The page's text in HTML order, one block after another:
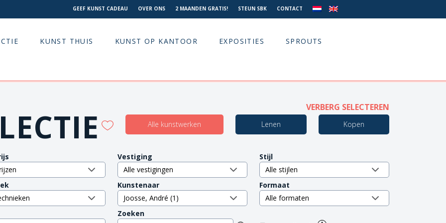
GEEF KUNST CADEAU OVER ONS 2 MAANDEN GRATIS! STEUN SBK CONTACT
KUNST THUIS KUNST OP KANTOOR EXPOSITIES SPROUTS
VERBERG SELECTEREN
Alle kunstwerken Lenen Kopen
Vestiging Stijl
Kunstenaar Formaat
Zoeken